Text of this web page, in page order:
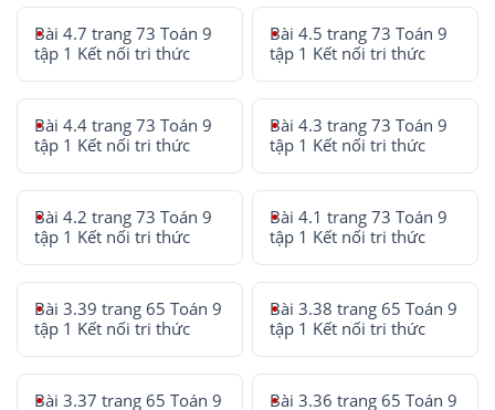
Bài 4.7 trang 73 Toán 9
tập 1 Kết nối tri thức
Bài 4.5 trang 73 Toán 9
tập 1 Kết nối tri thức
Bài 4.4 trang 73 Toán 9
tập 1 Kết nối tri thức
Bài 4.3 trang 73 Toán 9
tập 1 Kết nối tri thức
Bài 4.2 trang 73 Toán 9
tập 1 Kết nối tri thức
Bài 4.1 trang 73 Toán 9
tập 1 Kết nối tri thức
Bài 3.39 trang 65 Toán 9
tập 1 Kết nối tri thức
Bài 3.38 trang 65 Toán 9
tập 1 Kết nối tri thức
Bài 3.37 trang 65 Toán 9
Bài 3.36 trang 65 Toán 9